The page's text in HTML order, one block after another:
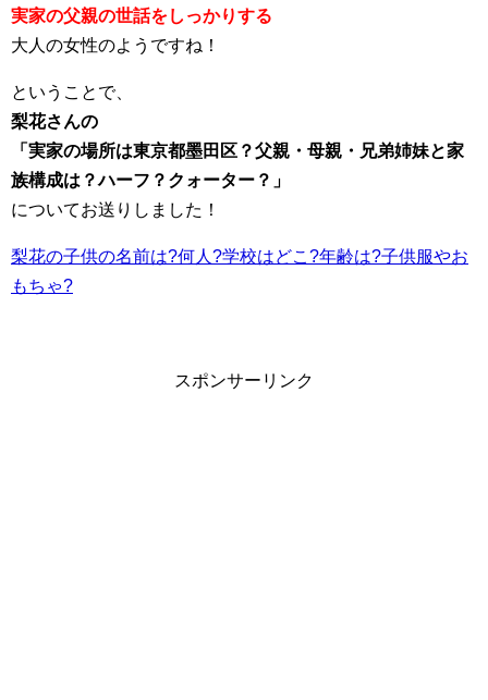
実家の父親の世話をしっかりする
大人の女性のようですね！
ということで、
梨花さんの
「実家の場所は東京都墨田区？父親・母親・兄弟姉妹と家
族構成は？ハーフ？クォーター？」
についてお送りしました！
梨花の子供の名前は?何人?学校はどこ?年齢は?子供服やお
もちゃ?
スポンサーリンク